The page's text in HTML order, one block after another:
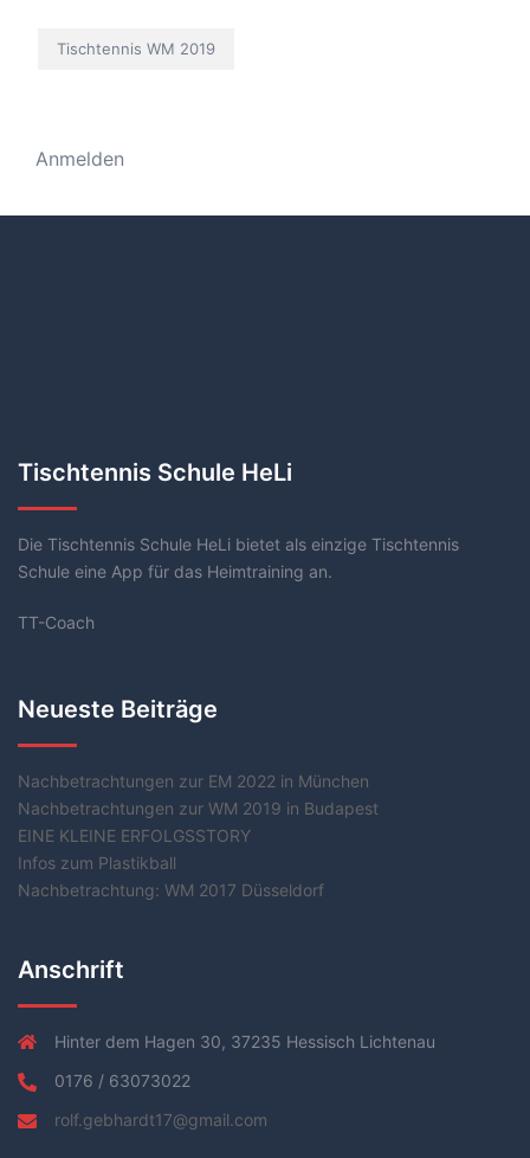
Tischtennis WM 2019
Anmelden
Tischtennis Schule HeLi
Die Tischtennis Schule HeLi bietet als einzige Tischtennis
Schule eine App für das Heimtraining an.
TT-Coach
Neueste Beiträge
Nachbetrachtungen zur EM 2022 in München
Nachbetrachtungen zur WM 2019 in Budapest
EINE KLEINE ERFOLGSSTORY
Infos zum Plastikball
Nachbetrachtung: WM 2017 Düsseldorf
Anschrift
Hinter dem Hagen 30, 37235 Hessisch Lichtenau
0176 / 63073022
rolf.gebhardt17@gmail.com